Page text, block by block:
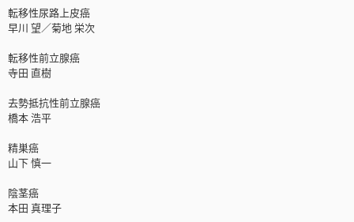
転移性尿路上皮癌
早川 望／菊地 栄次
転移性前立腺癌
寺田 直樹
去勢抵抗性前立腺癌
橋本 浩平
精巣癌
山下 慎一
陰茎癌
本田 真理子